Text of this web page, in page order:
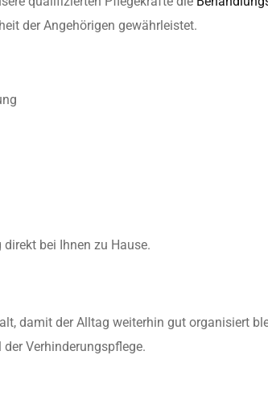
der Angehörigen gewährleistet.
bei Ihnen zu Hause.
damit der Alltag weiterhin gut organisiert
Verhinderungspflege.